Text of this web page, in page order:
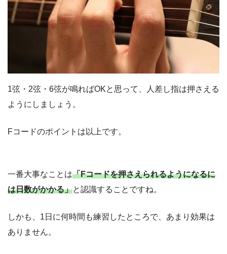
1弦・2弦・6弦が鳴ればOKと思って、人差し指は押さえる
ようにしましょう。
Fコードのポイントは以上です。
一番大事なことは「Fコードを押さえられるようになるに
は日数がかかる」と認識することですね。
しかも、1日に何時間も練習したところで、あまり効果は
ありません。